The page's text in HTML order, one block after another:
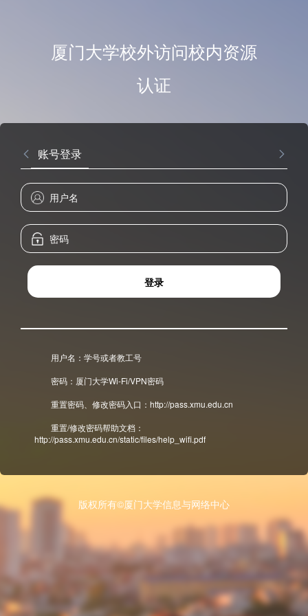
厦门大学校外访问校内资源
认证
账号登录
登录
用户名：学号或者教工号
密码：厦门大学Wi-Fi/VPN密码
重置密码、修改密码入口：http://pass.xmu.edu.cn
重置/修改密码帮助文档：
http://pass.xmu.edu.cn/static/files/help_wifi.pdf
版权所有©厦门大学信息与网络中心